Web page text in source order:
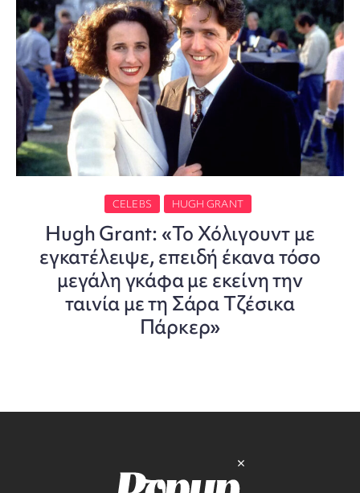
CELEBS HUGH GRANT
Hugh Grant: «Το Χόλιγουντ με
εγκατέλειψε, επειδή έκανα τόσο
μεγάλη γκάφα με εκείνη την
ταινία με τη Σάρα Τζέσικα
Πάρκερ»